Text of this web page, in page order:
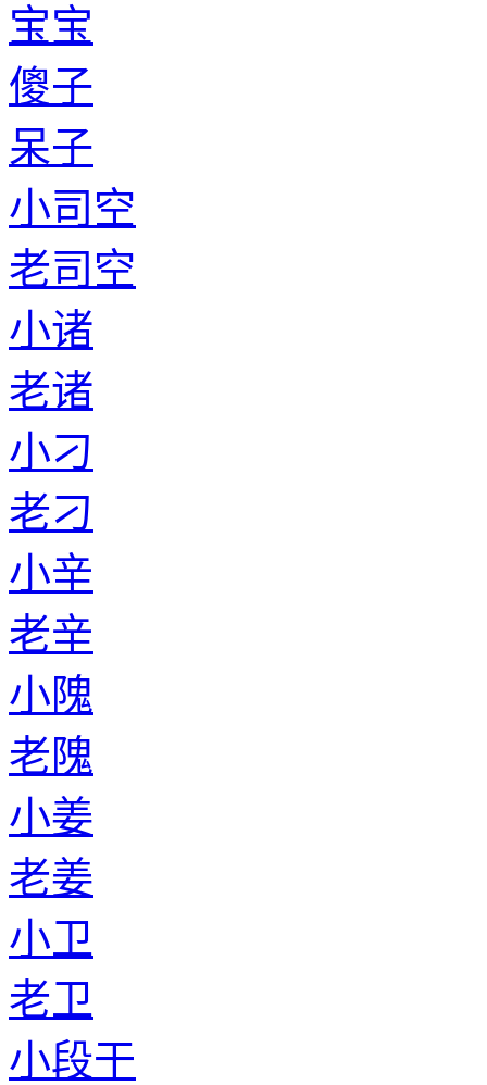
宝宝
傻子
呆子
小司空
老司空
小诸
老诸
小刁
老刁
小辛
老辛
小隗
老隗
小姜
老姜
小卫
老卫
小段干